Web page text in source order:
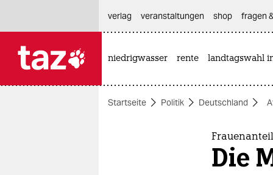
themen
verlag
veranstaltungen shop fragen
niedrigwasser rente landtagswahl
Startseite Politik Deutschland
Die